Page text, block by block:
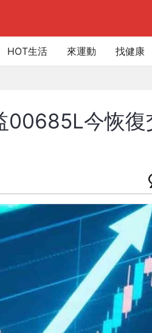
HOT生活 來運動 找健康
00685L今恢